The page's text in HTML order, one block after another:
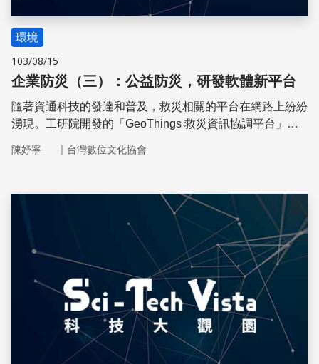
環境
103/08/15
企業防災（三）：公益防災，研發軟體新平台
隨著資通科技的發達和普及，救災相關的平台在網路上紛紛
湧現。工研院開發的「GeoThings 救災資訊協調平台」，
工具，也透過災情回報的機制，讓救援單位更了解各地的物
陳妤寧 ｜ 台灣數位文化協會
儲存